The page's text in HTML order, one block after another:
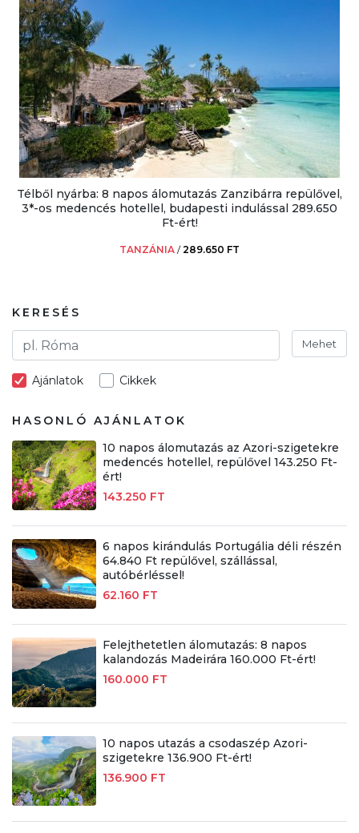
Télből nyárba: 8 napos álomutazás Zanzibárra repülővel,
3*-os medencés hotellel, budapesti indulással 289.650
Ft-ért!
TANZÁNIA /289.650 FT
KERESÉS
Mehet
Ajánlatok Cikkek
HASONLÓ AJÁNLATOK
10 napos álomutazás az Azori-szigetekre
medencés hotellel, repülővel 143.250 Ft-
ért!
143.250 FT
6 napos kirándulás Portugália déli részén
64.840 Ft repülővel, szállással,
autóbérléssel!
62.160 FT
Felejthetetlen álomutazás: 8 napos
kalandozás Madeirára 160.000 Ft-ért!
160.000 FT
10 napos utazás a csodaszép Azori-
szigetekre 136.900 Ft-ért!
136.900 FT